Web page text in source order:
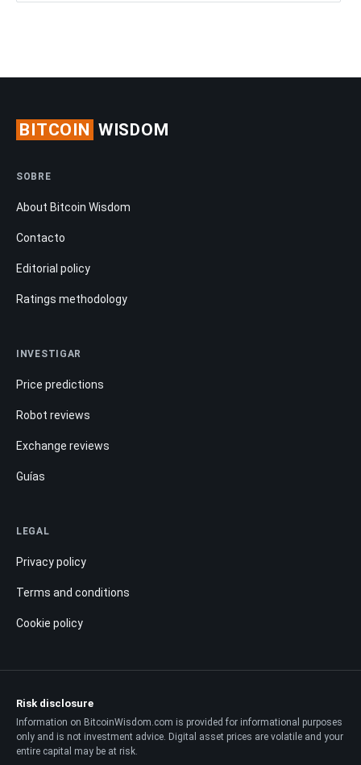
BITCOIN WISDOM
SOBRE
About Bitcoin Wisdom
Contacto
Editorial policy
Ratings methodology
INVESTIGAR
Price predictions
Robot reviews
Exchange reviews
Guías
LEGAL
Privacy policy
Terms and conditions
Cookie policy
Risk disclosure
Information on BitcoinWisdom.com is provided for informational purposes
only and is not investment advice. Digital asset prices are volatile and your
entire capital may be at risk.